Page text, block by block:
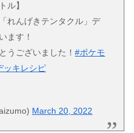
ル】
れんげきテンタクル」デ
ます！
うございました！#ポケモ
ッキレシピ
March 20, 2022